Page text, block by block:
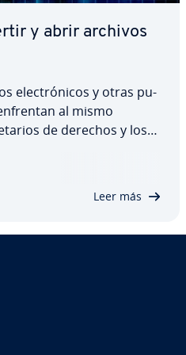
y abrir archivos
ele­c­tró­ni­cos y otras pu­
al mismo
de derechos y los
son muy
Leer más